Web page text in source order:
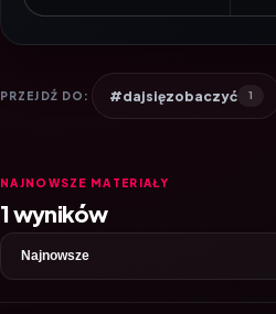
PRZEJDŹ DO: #dajsięzobaczyć 1
NAJNOWSZE MATERIAŁY
1 wyników